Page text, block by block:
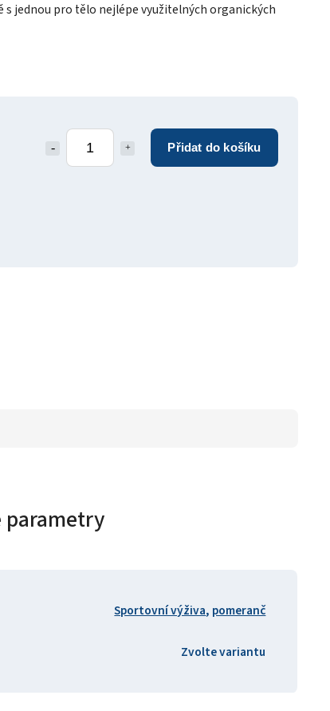
Přidat do košíku
s jednou pro tělo nejlépe využitelných organických
parametry
Sportovní výživa, pomeranč
Zvolte variantu